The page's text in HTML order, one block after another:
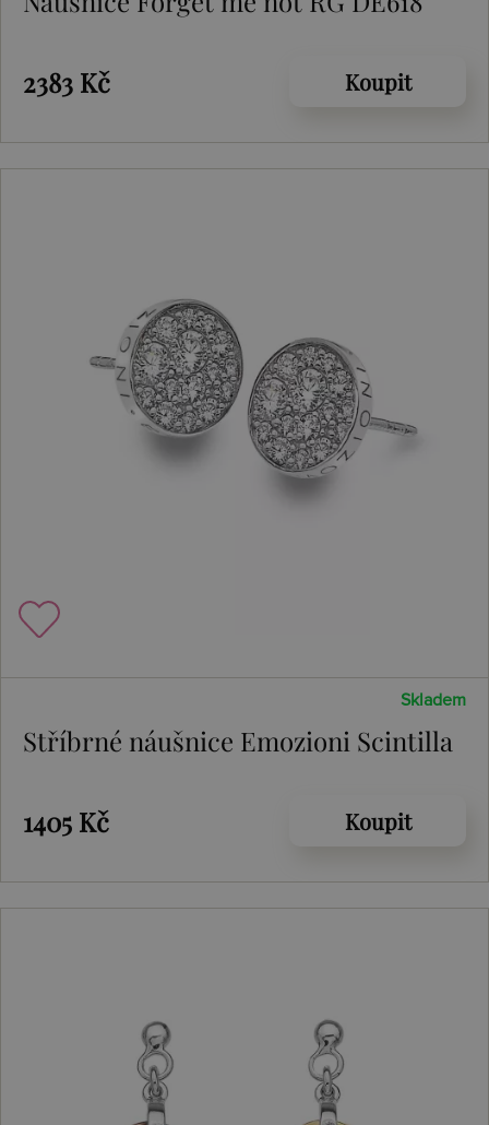
2383 Kč Koupit
Skladem
Stříbrné náušnice Emozioni Scintilla
1405 Kč Koupit